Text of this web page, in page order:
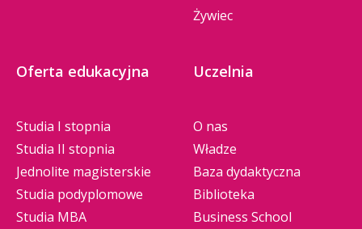
Żywiec
Oferta edukacyjna
Studia I stopnia
Studia II stopnia
Jednolite magisterskie
Studia podyplomowe
Studia MBA
Uczelnia
O nas
Władze
Baza dydaktyczna
Biblioteka
Business School